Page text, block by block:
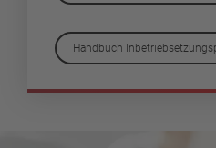
Handbuch